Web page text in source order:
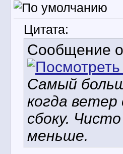
Цитата:
Сообщение
Самый
когда ветер
сбоку.
меньше.